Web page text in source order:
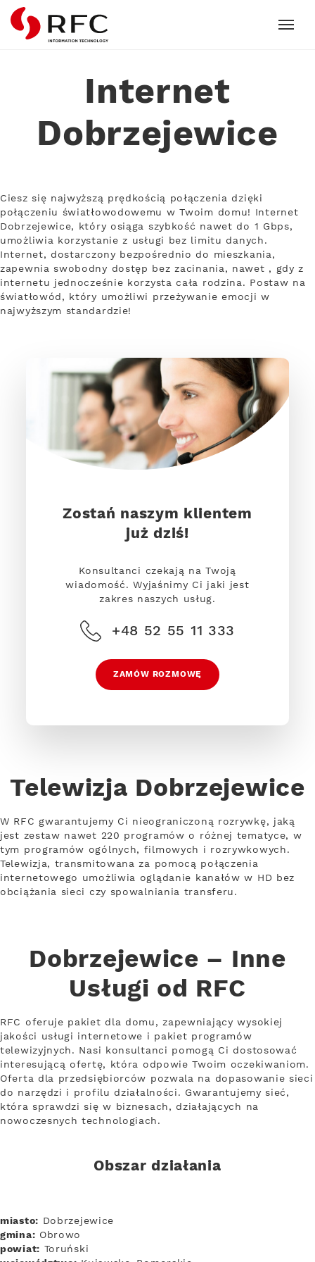
RFC
Internet
Dobrzejewice
Ciesz się najwyższą prędkością połączenia dzięki
połączeniu światłowodowemu w Twoim domu! Internet
Dobrzejewice, który osiąga szybkość nawet do 1 Gbps,
umożliwia korzystanie z usługi bez limitu danych.
Internet, dostarczony bezpośrednio do mieszkania,
zapewnia swobodny dostęp bez zacinania, nawet , gdy z
internetu jednocześnie korzysta cała rodzina. Postaw na
światłowód, który umożliwi przeżywanie emocji w
najwyższym standardzie!
Zostań naszym klientem
już dziś!
Konsultanci czekają na Twoją
wiadomość. Wyjaśnimy Ci jaki jest
zakres naszych usług.
+48 52 55 11 333
ZAMÓW ROZMOWĘ
Telewizja Dobrzejewice
W RFC gwarantujemy Ci nieograniczoną rozrywkę, jaką
jest zestaw nawet 220 programów o różnej tematyce, w
tym programów ogólnych, filmowych i rozrywkowych.
Telewizja, transmitowana za pomocą połączenia
internetowego umożliwia oglądanie kanałów w HD bez
obciążania sieci czy spowalniania transferu.
Dobrzejewice – Inne
Usługi od RFC
RFC oferuje pakiet dla domu, zapewniający wysokiej
jakości usługi internetowe i pakiet programów
telewizyjnych. Nasi konsultanci pomogą Ci dostosować
interesującą ofertę, która odpowie Twoim oczekiwaniom.
Oferta dla przedsiębiorców pozwala na dopasowanie sieci
do narzędzi i profilu działalności. Gwarantujemy sieć,
która sprawdzi się w biznesach, działających na
nowoczesnych technologiach.
Obszar działania
miasto: Dobrzejewice
gmina: Obrowo
powiat: Toruński